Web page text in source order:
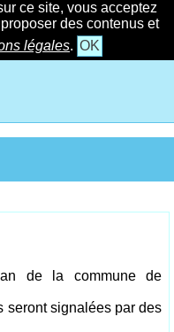
ce site, vous acceptez
des contenus et
légales. OK
de la commune de
seront signalées par des